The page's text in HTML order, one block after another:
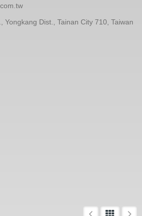
Yongkang Dist., Tainan City 710, Taiwan